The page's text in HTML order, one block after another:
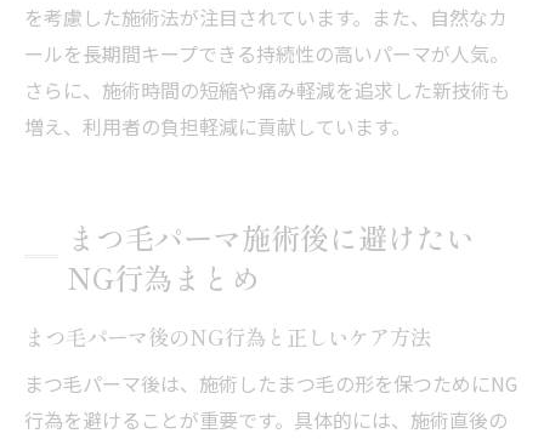
を考慮した施術法が注目されています。また、自然なカ
ールを長期間キープできる持続性の高いパーマが人気。
さらに、施術時間の短縮や痛み軽減を追求した新技術も
増え、利用者の負担軽減に貢献しています。
まつ毛パーマ施術後に避けたい
NG行為まとめ
まつ毛パーマ後のNG行為と正しいケア方法
まつ毛パーマ後は、施術したまつ毛の形を保つためにNG
行為を避けることが重要です。具体的には、施術直後の